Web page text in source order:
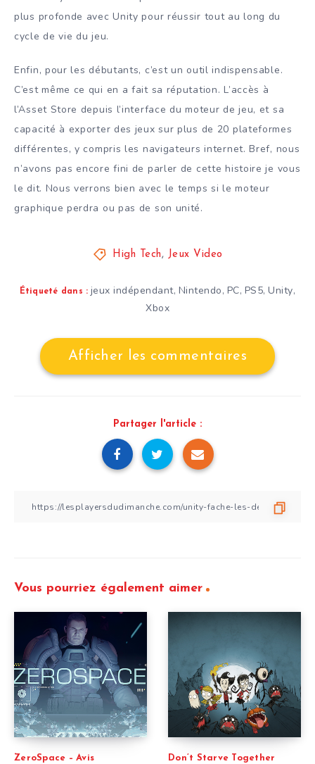
plus profonde avec Unity pour réussir tout au long du
cycle de vie du jeu.
Enfin, pour les débutants, c’est un outil indispensable.
C’est même ce qui en a fait sa réputation. L’accès à
l’Asset Store depuis l’interface du moteur de jeu, et sa
capacité à exporter des jeux sur plus de 20 plateformes
différentes, y compris les navigateurs internet. Bref, nous
n’avons pas encore fini de parler de cette histoire je vous
le dit. Nous verrons bien avec le temps si le moteur
graphique perdra ou pas de son unité.
High Tech, Jeux Video
Étiqueté dans : jeux indépendant, Nintendo, PC, PS5,Unity,
Xbox
Afficher les commentaires
Partager l'article :
Vous pourriez également aimer
ZeroSpace – Avis
Don’t Starve Together